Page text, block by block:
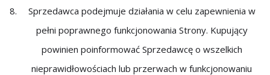
Sprzedawca podejmuje działania w celu zapewnienia w
pełni poprawnego funkcjonowania Strony. Kupujący
powinien poinformować Sprzedawcę o wszelkich
nieprawidłowościach lub przerwach w funkcjonowaniu